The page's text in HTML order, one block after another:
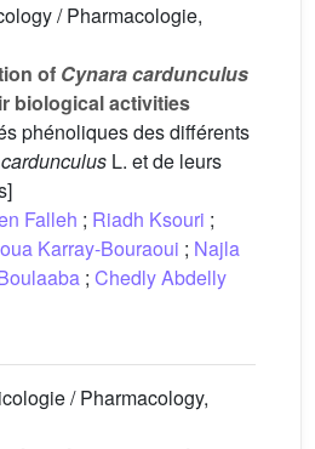
/ Pharmacologie,
of Cynara cardunculus
biological activities
phénoliques des différents
L. et de leurs
Falleh ; Riadh Ksouri ;
Karray-Bouraoui ; Najla
; Chedly Abdelly
/ Pharmacology,